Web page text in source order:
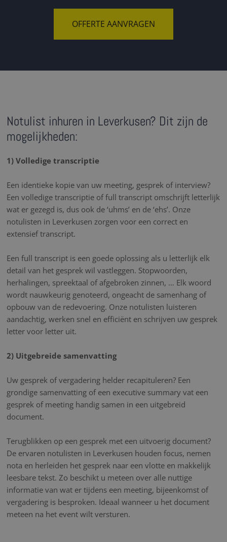
OFFERTE AANVRAGEN
Notulist inhuren in Leverkusen? Dit zijn de
mogelijkheden:
1) Volledige transcriptie
Een identieke kopie van uw meeting, gesprek of interview?
Een volledige transcriptie of full transcript omschrijft letterlijk
wat er gezegd is, dus ook de ‘uhms’ en de ‘ehs’. Onze
notulisten in Leverkusen zorgen voor een correct en
extensief transcript.
Een full transcript is een goede oplossing als u letterlijk elk
detail van het gesprek wil vastleggen. Stopwoorden,
herhalingen, spreektaal of afgebroken zinnen, … Elk woord
wordt nauwkeurig genoteerd, ongeacht de samenhang of
opbouw van de redevoering. Onze notulisten luisteren
aandachtig, werken snel en efficiënt en schrijven uw gesprek
letter voor letter uit.
2) Uitgebreide samenvatting
Uw gesprek of vergadering helder recapituleren? Een
grondige samenvatting of een executive summary vat een
gesprek of meeting handig samen in een uitgebreid
document.
Terugblikken op een gesprek met een uitvoerig document?
De ervaren notulisten in Leverkusen houden focus, nemen
nota en herleiden het gesprek naar een vlotte en makkelijk
leesbare tekst. Zo beschikt u meteen over alle nuttige
informatie van wat er tijdens een meeting, bijeenkomst of
vergadering is besproken. Ideaal wanneer u het document
meteen na het event wilt versturen.